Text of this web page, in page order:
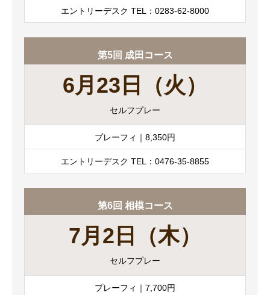
エントリーデスク TEL：0283-62-8000
第5回 成田コース
6月23日（火）
セルフプレー
プレーフィ｜8,350円
エントリーデスク TEL：0476-35-8855
第6回 相模コース
7月2日（木）
セルフプレー
プレーフィ｜7,700円